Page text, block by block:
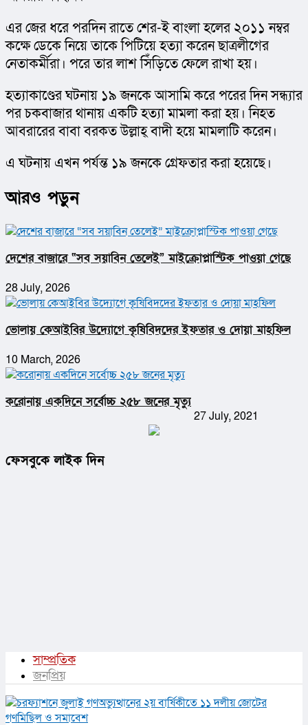
এর জের ধরে পরদিন রাতে শের-ই বাংলা হলের ২০১১ নম্বর
কক্ষে ডেকে নিয়ে তাকে পিটিয়ে হত্যা করেন ছাত্রলীগের
নেতাকর্মীরা। পরে তার লাশ সিঁড়িতে ফেলে রাখা হয়।
হত্যাকাণ্ডের ঘটনায় ১৯ জনকে আসামি করে পরের দিন সন্ধ্যার
পর চকবাজার থানায় একটি হত্যা মামলা করা হয়। নিহত
আবরারের বাবা বরকত উল্লাহ্ বাদী হয়ে মামলাটি করেন।
এ ঘটনায় এখন পর্যন্ত ১৯ জনকে গ্রেফতার করা হয়েছে।
আরও পড়ুন
দেশের বাজারে “সব সয়াবিন তেলেই” মাইক্রোপ্লাস্টিক পাওয়া গেছে
28 July, 2026
ভোলায় কেআইবির উদ্যোগে কৃষিবিদদের ইফতার ও দোয়া মাহফিল
10 March, 2026
করোনায় একদিনে সর্বোচ্চ ২৫৮ জনের মৃত্যু
27 July, 2021
ফেসবুকে লাইক দিন
সাম্প্রতিক
জনপ্রিয়